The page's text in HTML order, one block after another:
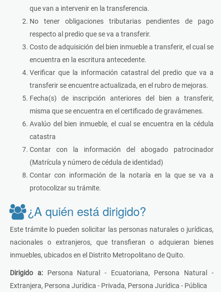
que van a intervenir en la transferencia.
No tener obligaciones tributarias pendientes de pago
respecto al predio que se va a transferir.
Costo de adquisición del bien inmueble a transferir, el cual se
encuentra en la escritura antecedente.
Verificar que la información catastral del predio que va a
transferir se encuentre actualizada, en el rubro de mejoras.
Fecha(s) de inscripción anteriores del bien a transferir,
misma que se encuentra en el certificado de gravámenes.
Avalúo del bien inmueble, el cual se encuentra en la cédula
catastra
Contar con la información del abogado patrocinador
(Matrícula y número de cédula de identidad)
Contar con información de la notaría en la que se va a
protocolizar su trámite.
¿A quién está dirigido?
Este trámite lo pueden solicitar las personas naturales o jurídicas,
nacionales o extranjeros, que transfieran o adquieran bienes
inmuebles, ubicados en el Distrito Metropolitano de Quito.
Dirigido a:Persona Natural - Ecuatoriana, Persona Natural -
Extranjera, Persona Jurídica - Privada, Persona Jurídica - Pública